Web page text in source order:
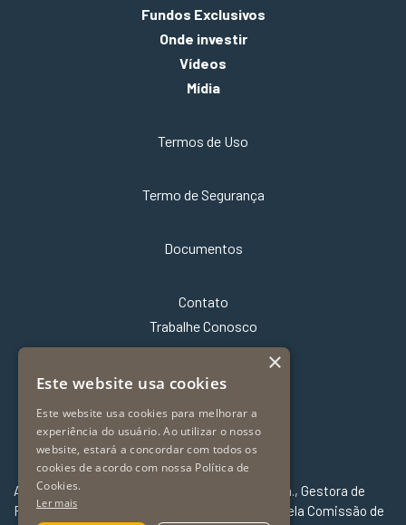
Fundos Exclusivos
Onde investir
Vídeos
Mídia
Termos de Uso
Termo de Segurança
Documentos
Contato
Trabalhe Conosco
A Far – Fator Administradora de Recursos Ltda., Gestora de
Recursos de Valores Mobiliários é autorizada pela Comissão de
×
Este website usa cookies
Este website usa cookies para melhorar a
experiência do usuário. Ao utilizar o nosso
website, estará a concordar com todos os
cookies de acordo com nossa Política de
Cookies.
Ler mais